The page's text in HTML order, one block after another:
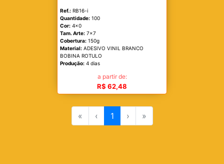
Ref.: RB16-i
Quantidade: 100
Cor: 4x0
Tam. Arte: 7x7
Cobertura: 150g
Material: ADESIVO VINIL BRANCO
BOBINA ROTULO
Produção: 4 dias
a partir de:
R$ 62,48
« ‹ 1 › »